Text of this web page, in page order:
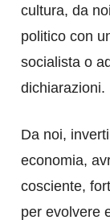
cultura, da
politico con
socialista o
dichiarazioni.
Da noi,
economia,
cosciente,
per evolvere